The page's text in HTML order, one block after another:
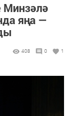
Минзәлә
яңа —
408 0 1